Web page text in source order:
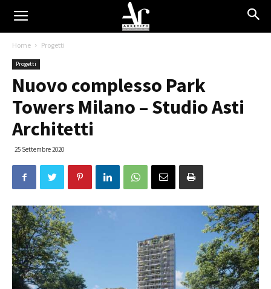
Home Progetti
Progetti
Nuovo complesso Park
Towers Milano – Studio Asti
Architetti
25 Settembre 2020